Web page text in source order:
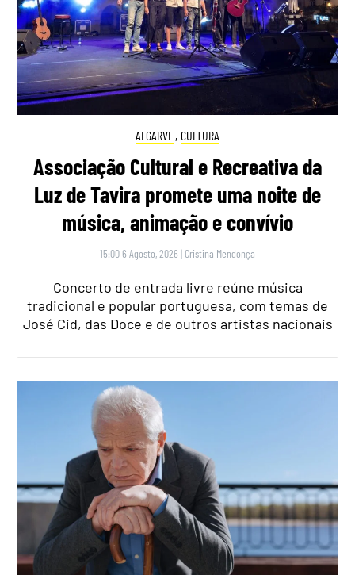
ALGARVE, CULTURA
Associação Cultural e Recreativa da
Luz de Tavira promete uma noite de
música, animação e convívio
15:00 6 Agosto, 2026 | Cristina Mendonça
Concerto de entrada livre reúne música
tradicional e popular portuguesa, com temas de
José Cid, das Doce e de outros artistas nacionais